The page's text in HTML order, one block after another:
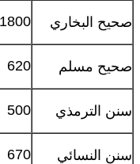
البخاري 1800
مسلم 620
الترمذي 500
النسائي 670